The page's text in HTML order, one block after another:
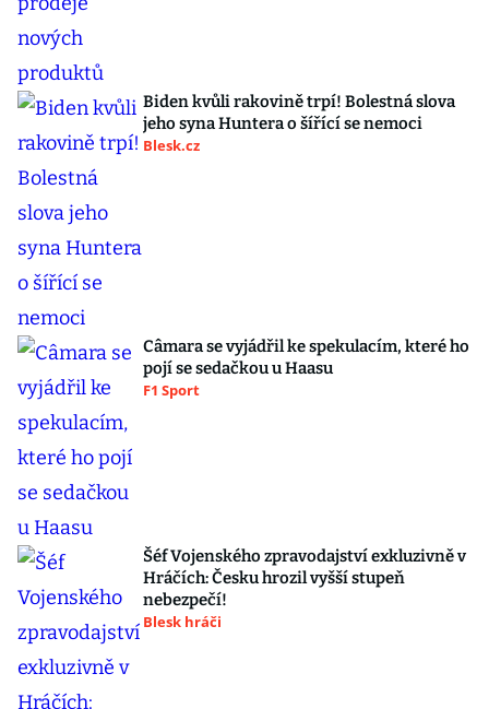
Biden kvůli rakovině trpí! Bolestná slova
jeho syna Huntera o šířící se nemoci
Blesk.cz
Câmara se vyjádřil ke spekulacím, které ho
pojí se sedačkou u Haasu
F1 Sport
Šéf Vojenského zpravodajství exkluzivně v
Hráčích: Česku hrozil vyšší stupeň
nebezpečí!
Blesk hráči